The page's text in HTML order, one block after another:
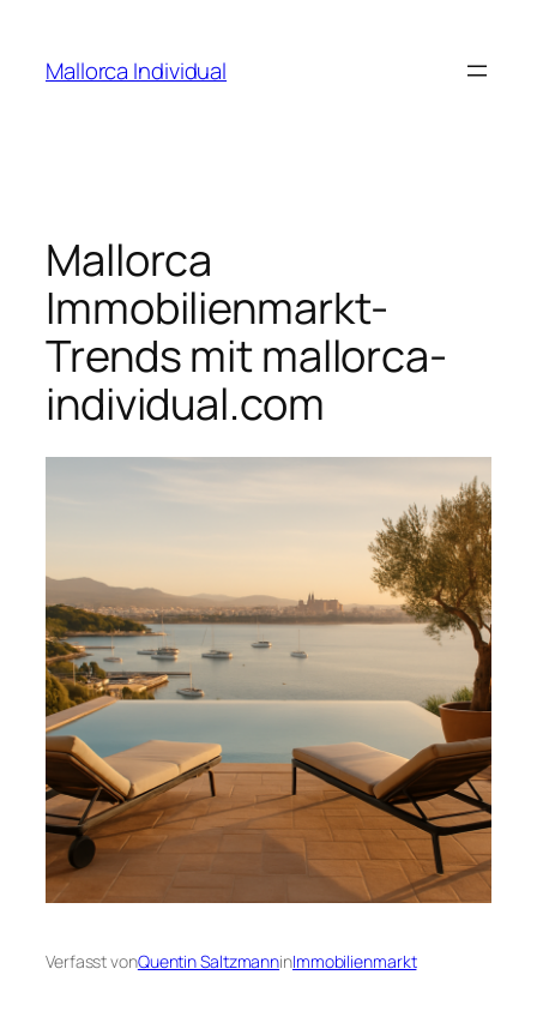
springen
Mallorca Individual
Mallorca
Immobilienmarkt-
Trends mit mallorca-
individual.com
Verfasst vonQuentin SaltzmanninImmobilienmarkt